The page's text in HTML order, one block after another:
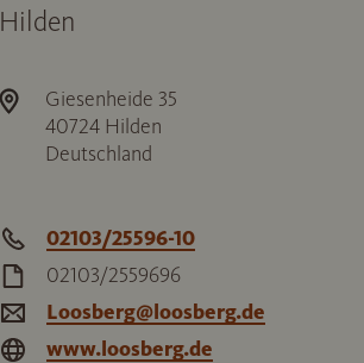
Hilden
Giesenheide 35
40724 Hilden
Deutschland
02103/25596-10
02103/2559696
Loosberg@loosberg.de
www.loosberg.de